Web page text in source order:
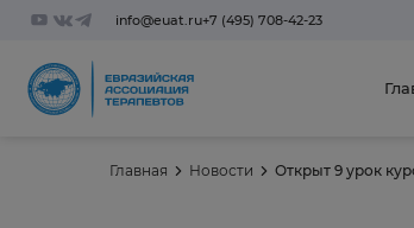
info@euat.ru+7 (495) 708-42-23
Главная Новости Открыт 9 урок